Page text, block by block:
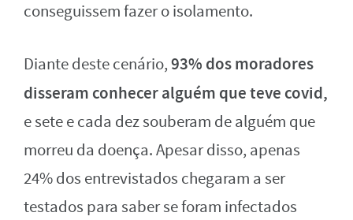
conseguissem fazer o isolamento.
Diante deste cenário,93% dos moradores
disseram conhecer alguém que teve covid,
e sete e cada dez souberam de alguém que
morreu da doença. Apesar disso, apenas
24% dos entrevistados chegaram a ser
testados para saber se foram infectados